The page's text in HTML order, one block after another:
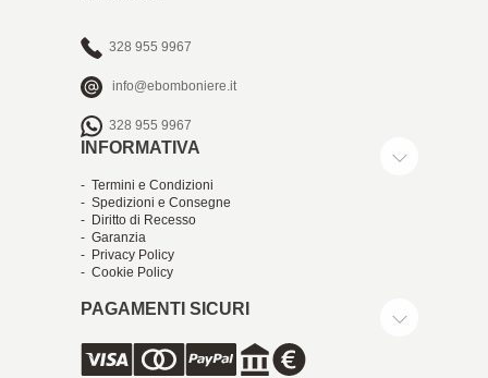
328 955 9967
info@ebomboniere.it
328 955 9967
INFORMATIVA
- Termini e Condizioni
- Spedizioni e Consegne
- Diritto di Recesso
- Garanzia
- Privacy Policy
- Cookie Policy
PAGAMENTI SICURI